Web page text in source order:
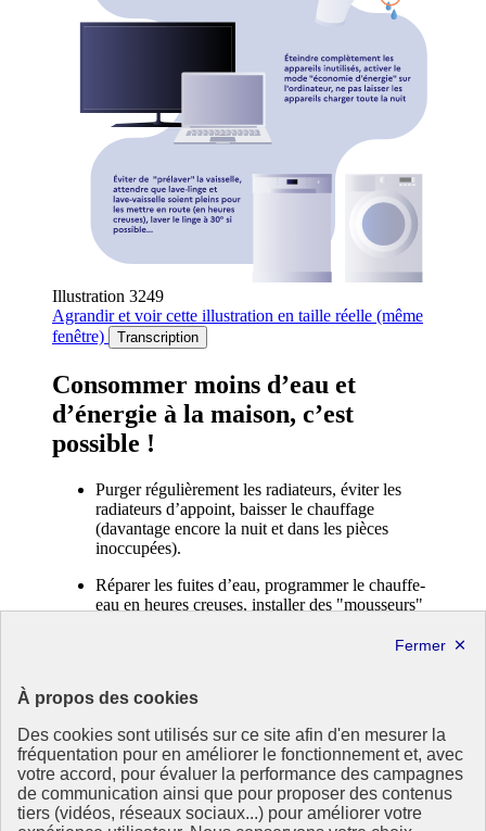
À propos des cookies
Des cookies sont utilisés sur ce site afin d'en mesurer la
fréquentation pour en améliorer le fonctionnement et, avec
votre accord, pour évaluer la performance des campagnes
de communication ainsi que pour proposer des contenus
tiers (vidéos, réseaux sociaux...) pour améliorer votre
Illustration 3249
Agrandiret voir cette illustration en taille réelle (même
fenêtre)
Transcription
Consommer moins d’eau et
d’énergie à la maison, c’est
possible !
Purger régulièrement les radiateurs, éviter les
radiateurs d’appoint, baisser le chauffage
(davantage encore la nuit et dans les pièces
inoccupées).
Réparer les fuites d’eau, programmer le chauffe-
eau en heures creuses, installer des "mousseurs"
l’ordinateur, ne pas laisser les appareils chargés
Éviter de prélaver la vaisselle, attendre que le
lave-ligne et le lave-vaisselle soient pleins pour
les mettre en route (en heures creuses), laver le
linge à 30 degrés si possible